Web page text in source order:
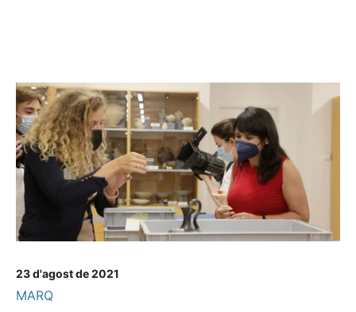
23 d'agost de 2021
MARQ